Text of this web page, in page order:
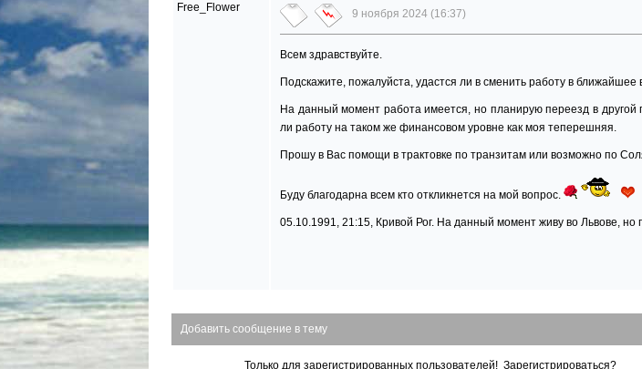
Free_Flower 9 ноября 2024 (16:37)
Всем здравствуйте.
Подскажите, пожалуйста, удастся ли в сменить работу в ближайшее
На данный момент работа имеется, но планирую переезд в другой
ли работу на таком же финансовом уровне как моя теперешняя.
Прошу в Вас помощи в трактовке по транзитам или возможно по
Буду благодарна всем кто откликнется на мой вопрос.
05.10.1991, 21:15, Кривой Рог. На данный момент живу во Львове, но
Добавить сообщение в тему
Только для зарегистрированных пользователей! Зарегистрироваться?